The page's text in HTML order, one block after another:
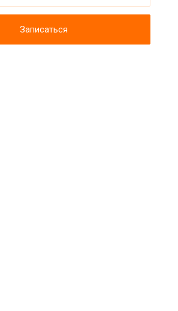
Записаться